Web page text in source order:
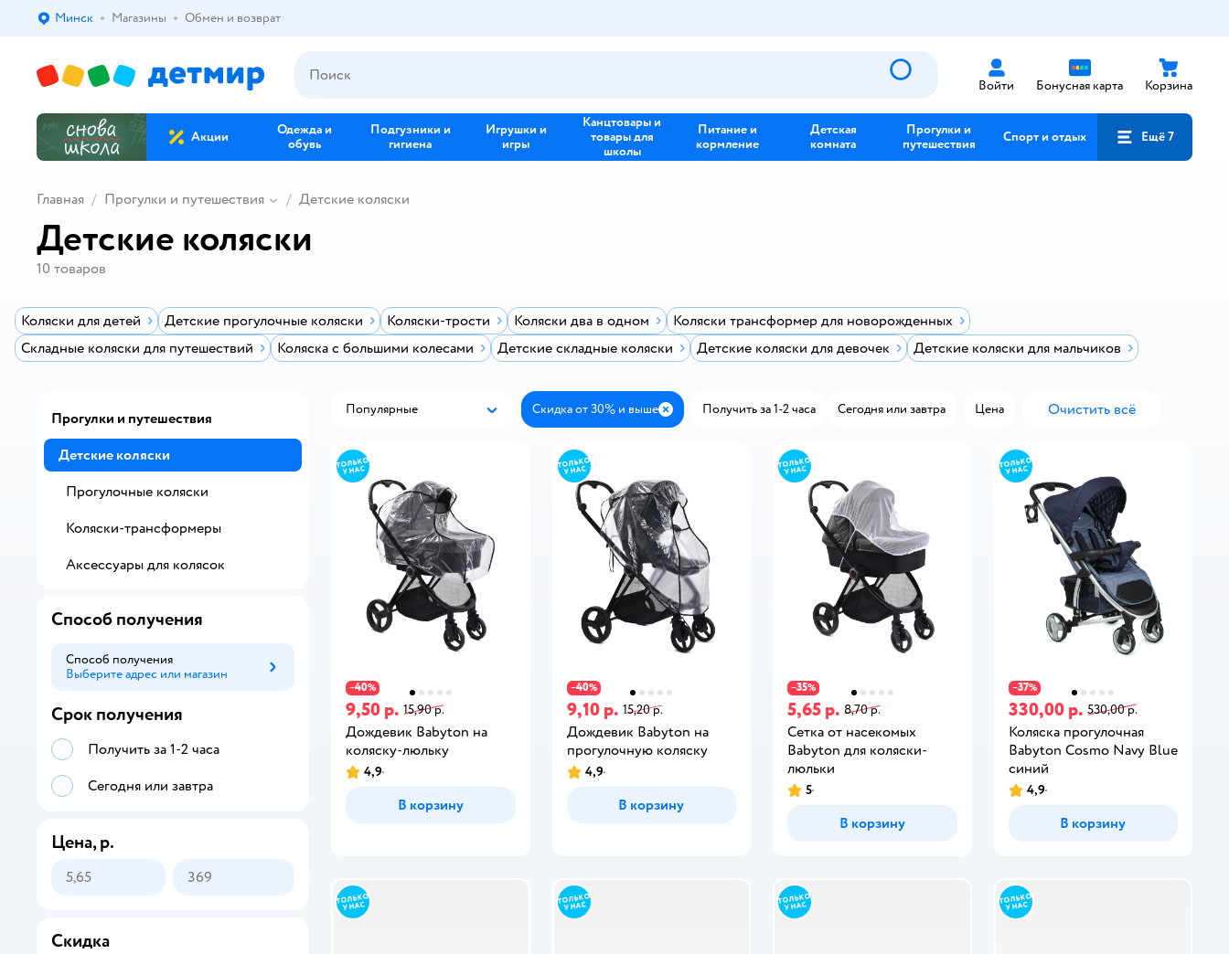
Выбор адреса доставки.
Минск Магазины Обмен и возврат
Войти Бонусная карта Корзина
Акции
Одежда и
обувь
Подгузники и
гигиена
Игрушки и
игры
Канцтовары и
товары для
школы
Питание и
кормление
Детская
комната
Прогулки и
путешествия
Спорт и отдых Ещё 7
Главная Прогулки и путешествия Детские коляски
Детские коляски
10 товаров
Коляски для детей Детские прогулочные коляски Коляски-трости Коляски два в одном
Коляски трансформер для новорожденных
Складные коляски для путешествий
Коляска с большими колесами Детские складные коляски Детские коляски для девочек Детские коляски для мальчиков
Популярные
Популярные Скидка от 30% и выше ЗакрытьПолучить за 1-2 часа Сегодня или завтра Цена Очистить всё
−40%
9,50 р. 15,90 р.
Дождевик Babyton на
коляску-люльку
4,9
В корзину
−40%
9,10 р. 15,20 р.
Дождевик Babyton на
прогулочную коляску
4,9
В корзину
−35%
5,65 р. 8,70 р.
Сетка от насекомых
Babyton для коляски-
люльки
5
В корзину
−37%
330,00 р. 530,00 р.
Коляска прогулочная
Babyton Cosmo Navy Blue
синий
4,9
В корзину
Прогулки и путешествия
Детские коляски
Прогулочные коляски
Коляски-трансформеры
Аксессуары для колясок
Способ получения
Способ получения
Выберите адрес или магазин
Способ получения
Срок получения
Получить за 1-2 часа
Сегодня или завтра
Цена, р.
Скидка